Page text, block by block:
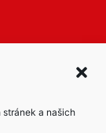
a našich